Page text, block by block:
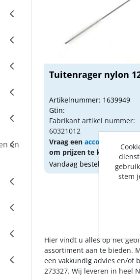
en
Tuitenrager nylon
Artikelnummer: 1639949
Gtin:
Fabrikant artikel nummer:
60321012
Vraag een account aan of
om prijzen te kunnen zien.
Vandaag besteld, morgen
Hier vindt u alles op het
assortiment aan te bieden.
een vakkundig advies en/of
273327. Wij leveren in heel
stem